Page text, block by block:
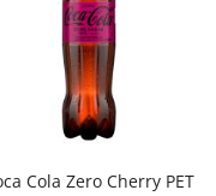
Cola Zero Cherry PET